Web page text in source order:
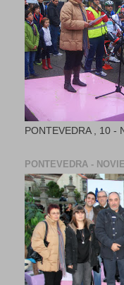
PONTEVEDRA , 10 -
PONTEVEDRA -